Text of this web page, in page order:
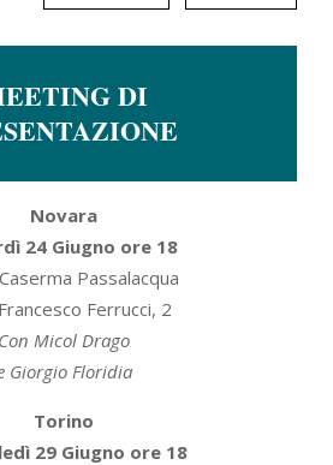
DI
Novara
24 Giugno ore 18
Passalacqua
Ferrucci, 2
Con Micol Drago
Giorgio Floridia
Torino
29 Giugno ore 18